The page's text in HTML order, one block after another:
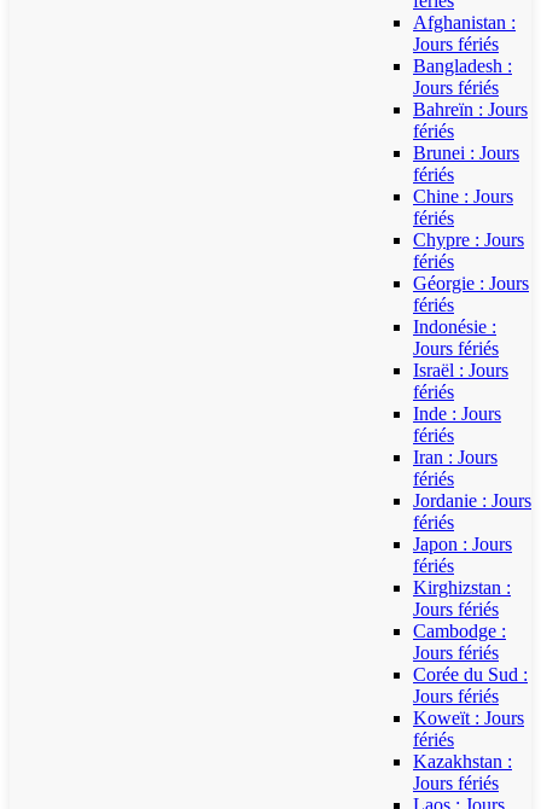
Afghanistan :
Jours fériés
Bangladesh :
Jours fériés
Bahreïn : Jours
fériés
Brunei : Jours
fériés
Chine : Jours
fériés
Chypre : Jours
fériés
Géorgie : Jours
fériés
Indonésie :
Jours fériés
Israël : Jours
fériés
Inde : Jours
fériés
Iran : Jours
fériés
Jordanie : Jours
fériés
Japon : Jours
fériés
Kirghizstan :
Jours fériés
Cambodge :
Jours fériés
Corée du Sud :
Jours fériés
Koweït : Jours
fériés
Kazakhstan :
Jours fériés
Laos : Jours